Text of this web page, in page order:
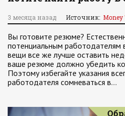
3 месяца назад Источник: Money
Вы готовите резюме?
потенциальным работодателям
вещи все же лучше оставить
ваше резюме должно убедить
Поэтому избегайте указания
работодателя сомневаться в…